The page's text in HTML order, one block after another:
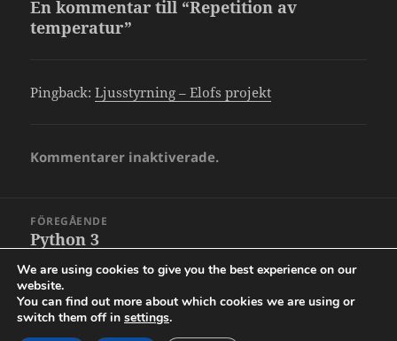
En kommentar till “Repetition av
temperatur”
Pingback:Ljusstyrning – Elofs projekt
Kommentarer inaktiverade.
FÖREGÅENDE
Föregående
inlägg:
Python 3
NÄSTA
Nästa
Databas
We are using cookies to give you the best experience on our
website.
You can find out more about which cookies we are using or
switch them off in settings.